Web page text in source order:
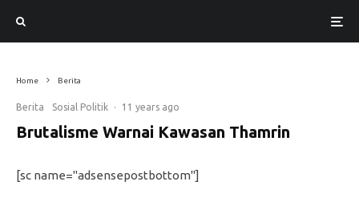
Home Berita
Berita Sosial Politik · 11 years ago
Brutalisme Warnai Kawasan Thamrin
[sc name="adsensepostbottom"]